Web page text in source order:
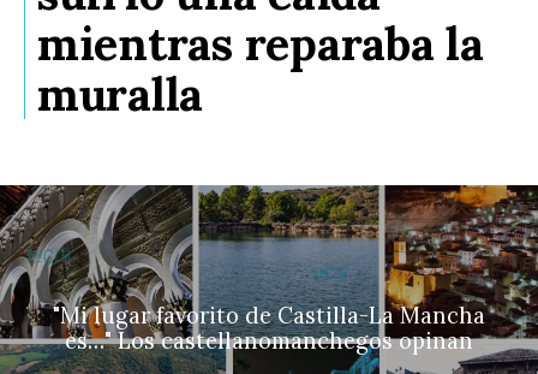
mientras reparaba la
muralla
"Mi lugar favorito de Castilla-La Mancha
es…" Los castellanomanchegos opinan